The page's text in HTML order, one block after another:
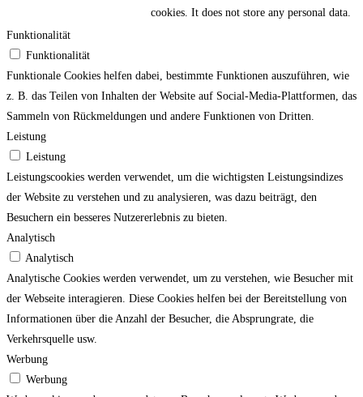
cookies. It does not store any personal data.
Funktionalität
Funktionalität
Funktionale Cookies helfen dabei, bestimmte Funktionen auszuführen, wie
z. B. das Teilen von Inhalten der Website auf Social-Media-Plattformen, das
Sammeln von Rückmeldungen und andere Funktionen von Dritten.
Leistung
Leistung
Leistungscookies werden verwendet, um die wichtigsten Leistungsindizes
der Website zu verstehen und zu analysieren, was dazu beiträgt, den
Besuchern ein besseres Nutzererlebnis zu bieten.
Analytisch
Analytisch
Analytische Cookies werden verwendet, um zu verstehen, wie Besucher mit
der Webseite interagieren. Diese Cookies helfen bei der Bereitstellung von
Informationen über die Anzahl der Besucher, die Absprungrate, die
Verkehrsquelle usw.
Werbung
Werbung